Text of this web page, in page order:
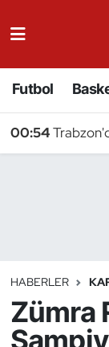
Futbol
00:54
HABERLER
Zümra
Binicilik